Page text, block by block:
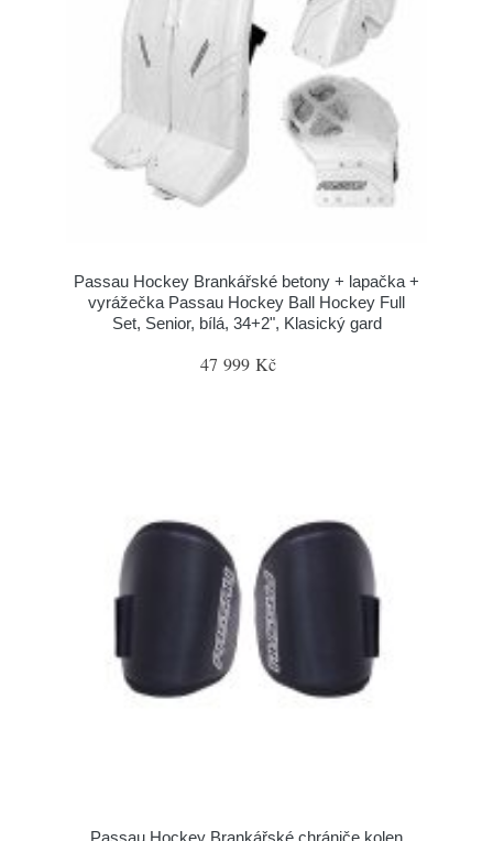
Passau Hockey Brankářské betony + lapačka +
vyrážečka Passau Hockey Ball Hockey Full
Set, Senior, bílá, 34+2", Klasický gard
47 999 Kč
Passau Hockey Brankářské chrániče kolen